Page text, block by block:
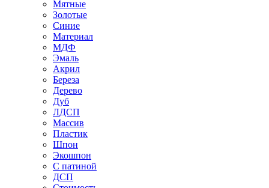
Мятные
Золотые
Синие
Материал
МДФ
Эмаль
Акрил
Береза
Дерево
Дуб
ЛДСП
Массив
Пластик
Шпон
Экошпон
С патиной
ДСП